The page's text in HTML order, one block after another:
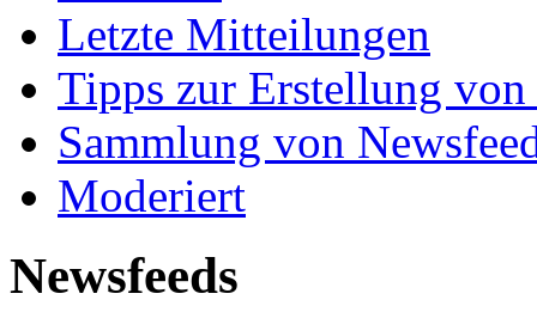
Letzte Mitteilungen
Tipps zur Erstellung
Sammlung von
Moderiert
Newsfeeds